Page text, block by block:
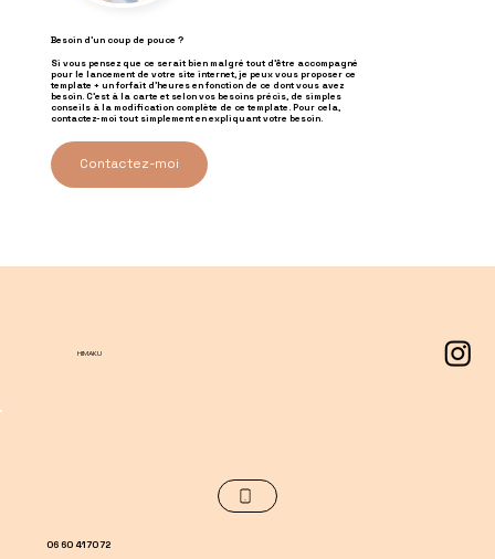
Besoin d'un coup de pouce ?
Si vous pensez que ce serait bien malgré tout d'être accompagné
pour le lancement de votre site internet, je peux vous proposer ce
template + un forfait d'heures en fonction de ce dont vous avez
besoin. C'est à la carte et selon vos besoins précis, de simples
conseils à la modification complète de ce template. Pour cela,
contactez-moi tout simplement en expliquant votre besoin.
Contactez-moi
HIMAKU
06 60 41 70 72